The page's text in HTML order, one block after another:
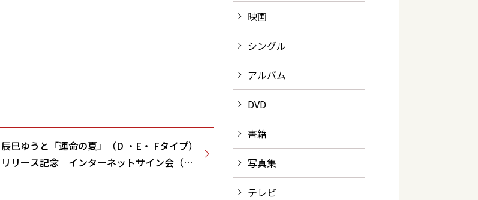
辰巳ゆうと「運命の夏」（D ・E・ Fタイプ）
リリース記念 インターネットサイン会（ビ
クターオンラインストア）
映画
シングル
アルバム
DVD
書籍
写真集
テレビ